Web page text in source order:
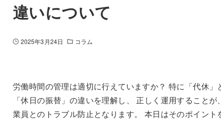
違いについて
2025年3月24日 コラム
労働時間の管理は適切に行えていますか？ 特に「代休」
「休日の振替」の違いを理解し、 正しく運用することが
業員とのトラブル防止となります。 本日はそのポイント